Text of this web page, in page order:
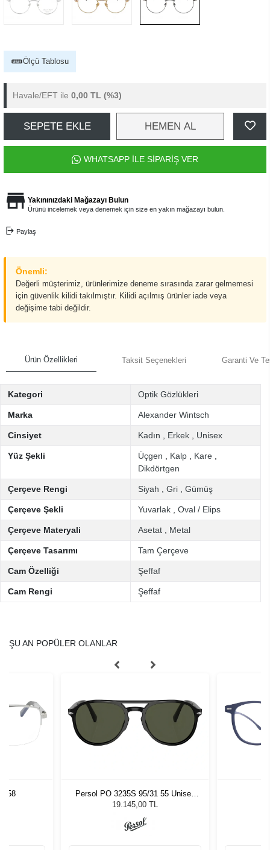
Ölçü Tablosu
Havale/EFT ile 0,00 TL (%3)
SEPETE EKLE HEMEN AL
WHATSAPP İLE SİPARİŞ VER
Yakınınızdaki Mağazayı Bulun
Ürünü incelemek veya denemek için size en yakın mağazayı bulun.
Paylaş
Önemli:
Değerli müşterimiz, ürünlerimize deneme sırasında zarar gelmemesi
için güvenlik kilidi takılmıştır. Kilidi açılmış ürünler iade veya
değişime tabi değildir.
Ürün Özellikleri Taksit Seçenekleri Garanti Ve
Kategori Optik Gözlükleri
Marka Alexander Wintsch
Cinsiyet Kadın Erkek Unisex
Yüz Şekli Üçgen Kalp Kare
Dikdörtgen
Çerçeve Rengi Siyah Gri Gümüş
Çerçeve Şekli Yuvarlak Oval / Elips
Çerçeve Materyali Asetat Metal
Çerçeve Tasarımı Tam Çerçeve
Cam Özelliği Şeffaf
Cam Rengi Şeffaf
ŞU AN POPÜLER OLANLAR
58
Persol PO 3235S 95/31 55 Unisex
Güneş Gözlüğü
19.145,00 TL